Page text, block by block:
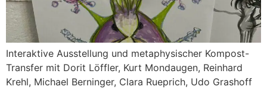
Interaktive Ausstellung und metaphysischer Kompost-
Transfer mit Dorit Löffler, Kurt Mondaugen, Reinhard
Krehl, Michael Berninger, Clara Rueprich, Udo Grashoff